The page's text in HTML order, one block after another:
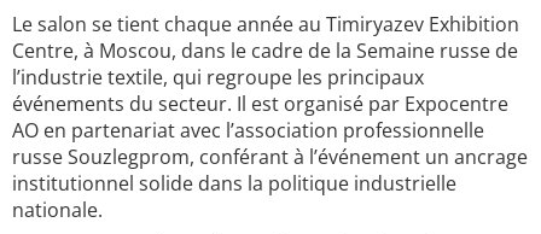
Le salon se tient chaque année au Timiryazev Exhibition
Centre, à Moscou, dans le cadre de la Semaine russe de
l’industrie textile, qui regroupe les principaux
événements du secteur. Il est organisé par Expocentre
AO en partenariat avec l’association professionnelle
russe Souzlegprom, conférant à l’événement un ancrage
institutionnel solide dans la politique industrielle
nationale.